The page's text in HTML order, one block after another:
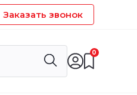
Заказать звонок
0